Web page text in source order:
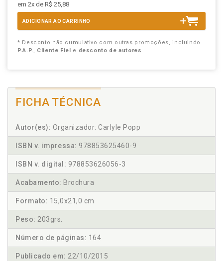
em 2x de R$ 25,88
ADICIONAR AO CARRINHO
* Desconto não cumulativo com outras promoções, incluindo
P.A.P., Cliente Fiel e desconto de autores
FICHA TÉCNICA
Autor(es): Organizador: Carlyle Popp
ISBN v. impressa: 978853625460-9
ISBN v. digital: 978853626056-3
Acabamento: Brochura
Formato: 15,0x21,0 cm
Peso: 203grs.
Número de páginas: 164
Publicado em: 22/10/2015